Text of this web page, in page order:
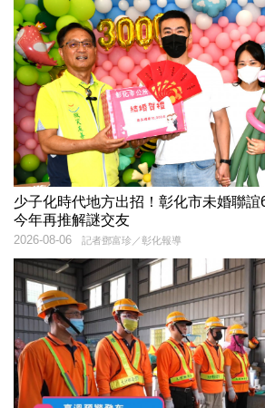
少子化時代地方出招！彰化市未婚聯
今年再推解謎交友
記者鄧富珍／彰化報導
2026-08-06